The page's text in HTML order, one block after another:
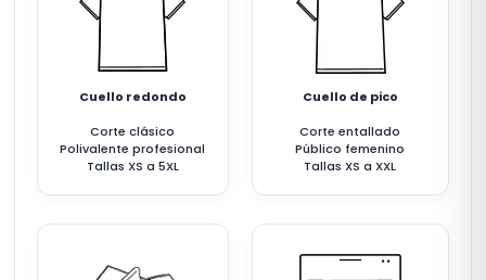
Cuello redondo
Corte clásico
Polivalente profesional
Tallas XS a 5XL
Cuello de pico
Corte entallado
Público femenino
Tallas XS a XXL